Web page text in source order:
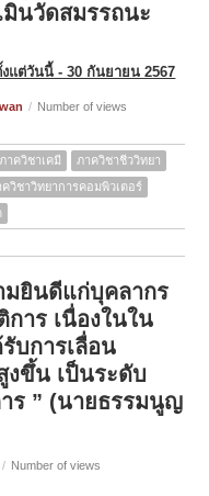
มินวัดสมรรถนะ
งแต่วันนี้ - 30 กันยายน 2567
/ Number of views
ภาควิชาเคมี
ภาควิชาชีววิทยา
ควิชาวิทยาการคอมพิวเตอร์
มยินดีแก่บุคลากร
าร เนื่องในใน
บการเลื่อน
งขึ้น เป็นระดับ
ร ” (นายธรรมนูญ
/ Number of views